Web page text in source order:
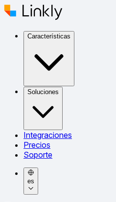
Características
Soluciones
Integraciones
Precios
Soporte
es